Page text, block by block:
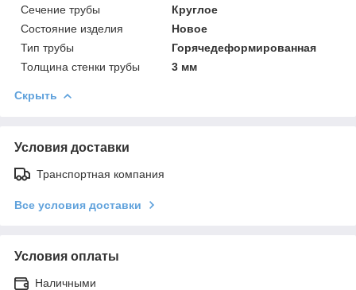
Сечение трубы
Круглое
Состояние изделия
Новое
Тип трубы
Горячедеформированная
Толщина стенки трубы
3 мм
Скрыть
Условия доставки
Транспортная компания
Все условия доставки
Условия оплаты
Наличными